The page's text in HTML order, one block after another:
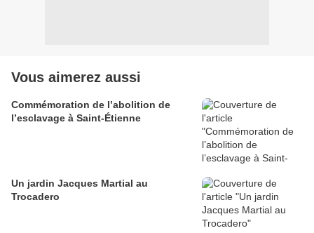
Vous aimerez aussi
Commémoration de l’abolition de
l’esclavage à Saint-Étienne
Un jardin Jacques Martial au
Trocadero